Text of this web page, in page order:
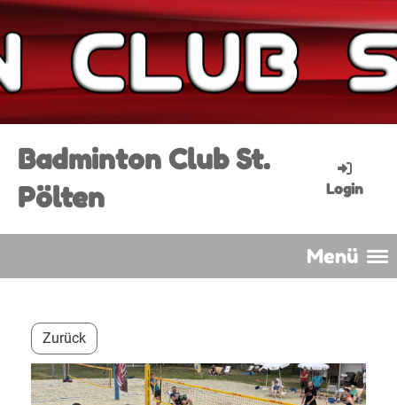
Badminton Club St.
Pölten
Login
Menü
Zurück